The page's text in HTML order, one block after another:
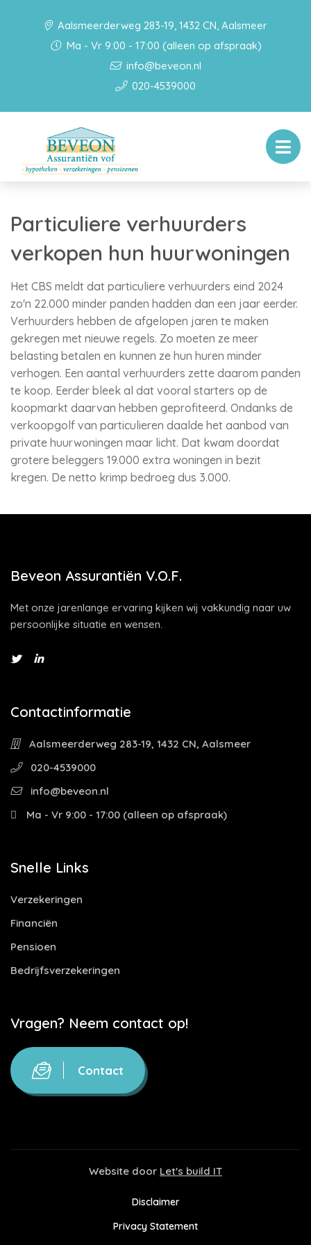
Aalsmeerderweg 283-19, 1432 CN, Aalsmeer
Ma - Vr 9:00 - 17:00 (alleen op afspraak)
info@beveon.nl
020-4539000
Particuliere verhuurders
verkopen hun huurwoningen
Het CBS meldt dat particuliere verhuurders eind 2024
zo'n 22.000 minder panden hadden dan een jaar eerder.
Verhuurders hebben de afgelopen jaren te maken
gekregen met nieuwe regels. Zo moeten ze meer
belasting betalen en kunnen ze hun huren minder
verhogen. Een aantal verhuurders zette daarom panden
te koop. Eerder bleek al dat vooral starters op de
koopmarkt daarvan hebben geprofiteerd. Ondanks de
verkoopgolf van particulieren daalde het aanbod van
private huurwoningen maar licht. Dat kwam doordat
grotere beleggers 19.000 extra woningen in bezit
kregen. De netto krimp bedroeg dus 3.000.
Beveon Assurantiën V.O.F.
Met onze jarenlange ervaring kijken wij vakkundig naar uw
persoonlijke situatie en wensen.
Contactinformatie
Aalsmeerderweg 283-19, 1432 CN, Aalsmeer
020-4539000
info@beveon.nl
Ma - Vr 9:00 - 17:00 (alleen op afspraak)
Snelle Links
Verzekeringen
Financiën
Pensioen
Bedrijfsverzekeringen
Vragen? Neem contact op!
Contact
Website door Let's build IT
Disclaimer
Privacy Statement